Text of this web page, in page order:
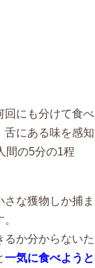
回にも分けて食べ
舌にある味を感知
間の5分の1程
な獲物しか捕ま
か分からないた
一気に食べようと